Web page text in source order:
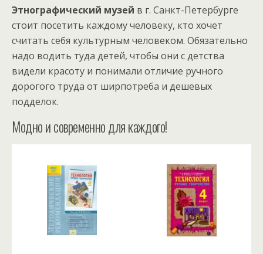
Этнографический музей в г. Санкт-Петербурге
стоит посетить каждому человеку, кто хочет
считать себя культурным человеком. Обязательно
надо водить туда детей, чтобы они с детства
видели красоту и понимали отличие ручного
дорогого труда от ширпотреба и дешевых
подделок.
Модно и современно для каждого!